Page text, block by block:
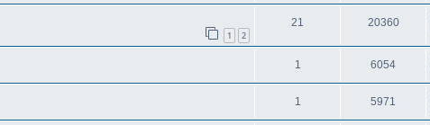
1 2
21 20360
1 6054
1 5971